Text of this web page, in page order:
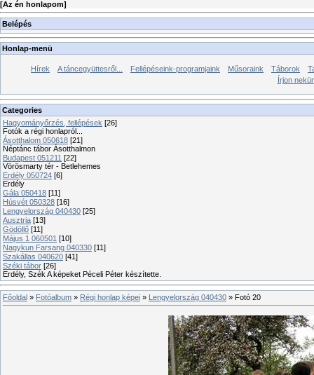
[Az én honlapom]
Belépés
Honlap-menü
Hírek A táncegyüttesről... Fellépéseink-programjaink Műsoraink Táborok
Írjon
Categories
Hagyományőrzés, fellépések [26]
Fotók a régi honlapról...
Ásotthalom 050618 [21]
Néptánc tábor Ásotthalmon
Budapest 051211 [22]
Vörösmarty tér - Betlehemes
Erdély 050724 [6]
Erdély
Gála 050418 [11]
Húsvét 050328 [16]
Lengyelország 040430 [25]
Ausztria [13]
Gödöllő [11]
Május 1 060501 [10]
Nagykun Farsang 040330 [11]
Szakállas 040620 [41]
Széki tábor [26]
Erdély, Szék A képeket Péceli Péter készítette.
Főoldal » Fotóalbum » Régi honlap képei » Lengyelország 040430 » Fotó 20